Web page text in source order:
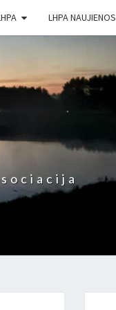
LHPA NAUJIENOS